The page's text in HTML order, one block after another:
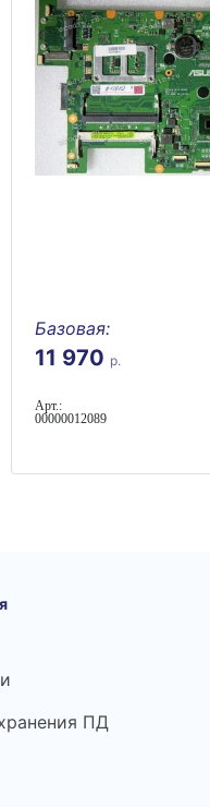
Базовая:
11 970 р.
Арт.:
00000012089
ПД